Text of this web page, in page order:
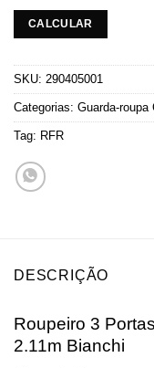
SKU: 290405001
Categorias: Guarda-roupa
Tag: RFR
DESCRIÇÃO
Roupeiro 3
2.11m Bianchi